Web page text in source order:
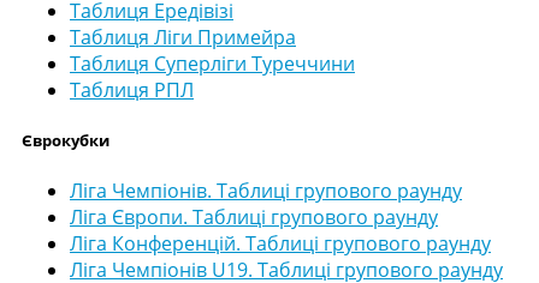
Таблиця Ередівізі
Таблиця Ліги Примейра
Таблиця Суперліги Туреччини
Таблиця РПЛ
Єврокубки
Ліга Чемпіонів. Таблиці групового раунду
Ліга Європи. Таблиці групового раунду
Ліга Конференцій. Таблиці групового раунду
Ліга Чемпіонів U19. Таблиці групового раунду